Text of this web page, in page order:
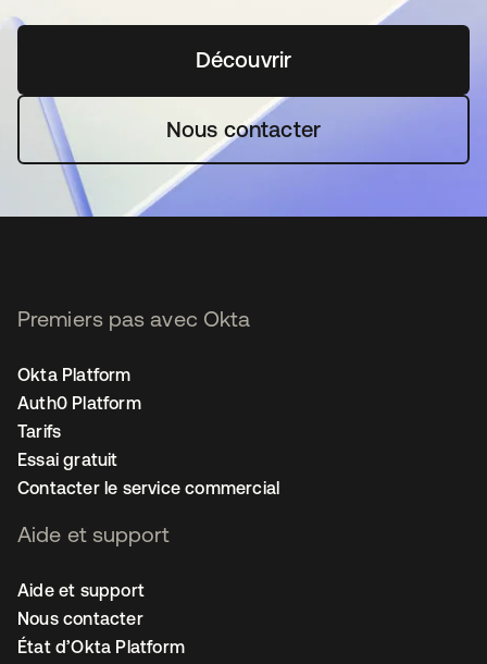
Découvrirs’ouvre dans un nouvel
Nous contacter
Premiers pas avec Okta
Okta Platform
Auth0 Platform
Tarifs
Essai gratuit
Contacter le service commercial
Aide et support
Aide et support
Nous contacter
État d’Okta Platform